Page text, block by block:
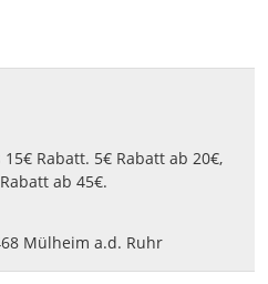
Rabatt. 5€ Rabatt ab 20€,
ab 45€.
Mülheim a.d. Ruhr